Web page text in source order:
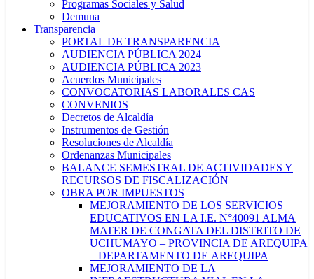
Programas Sociales y Salud
Demuna
Transparencia
PORTAL DE TRANSPARENCIA
AUDIENCIA PÚBLICA 2024
AUDIENCIA PÚBLICA 2023
Acuerdos Municipales
CONVOCATORIAS LABORALES CAS
CONVENIOS
Decretos de Alcaldía
Instrumentos de Gestión
Resoluciones de Alcaldía
Ordenanzas Municipales
BALANCE SEMESTRAL DE ACTIVIDADES Y
RECURSOS DE FISCALIZACIÓN
OBRA POR IMPUESTOS
MEJORAMIENTO DE LOS SERVICIOS
EDUCATIVOS EN LA I.E. N°40091 ALMA
MATER DE CONGATA DEL DISTRITO DE
UCHUMAYO – PROVINCIA DE AREQUIPA
– DEPARTAMENTO DE AREQUIPA
MEJORAMIENTO DE LA